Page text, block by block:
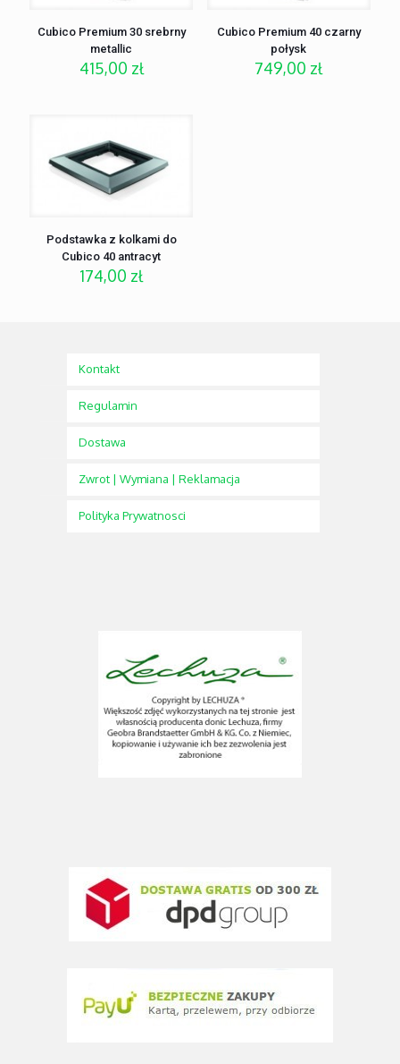
Cubico Premium 30 srebrny
metallic
415,00 zł
Cubico Premium 40 czarny
połysk
749,00 zł
Podstawka z kolkami do
Cubico 40 antracyt
174,00 zł
Kontakt
Regulamin
Dostawa
Zwrot | Wymiana | Reklamacja
Polityka Prywatnosci